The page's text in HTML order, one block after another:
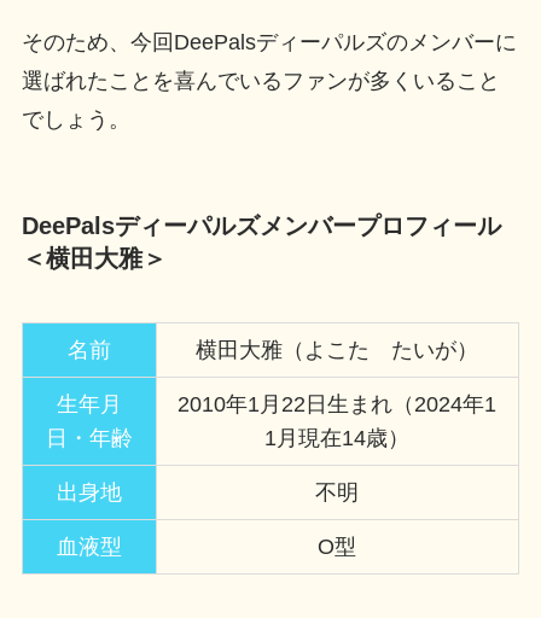
そのため、今回DeePalsディーパルズのメンバーに
選ばれたことを喜んでいるファンが多くいること
でしょう。
DeePalsディーパルズメンバープロフィール
＜横田大雅＞
名前 横田大雅（よこた たいが）
生年月
日・年齢
2010年1月22日生まれ（2024年1
1月現在14歳）
出身地 不明
血液型 O型